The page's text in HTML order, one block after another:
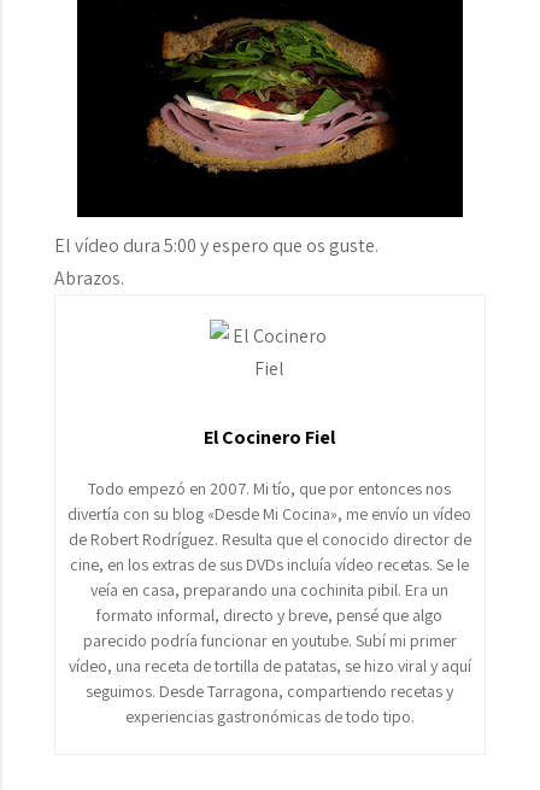
El vídeo dura 5:00 y espero que os guste.
Abrazos.
El Cocinero Fiel
Todo empezó en 2007. Mi tío, que por entonces nos
divertía con su blog «Desde Mi Cocina», me envío un vídeo
de Robert Rodríguez. Resulta que el conocido director de
cine, en los extras de sus DVDs incluía vídeo recetas. Se le
veía en casa, preparando una cochinita pibil. Era un
formato informal, directo y breve, pensé que algo
parecido podría funcionar en youtube. Subí mi primer
vídeo, una receta de tortilla de patatas, se hizo viral y aquí
seguimos. Desde Tarragona, compartiendo recetas y
experiencias gastronómicas de todo tipo.